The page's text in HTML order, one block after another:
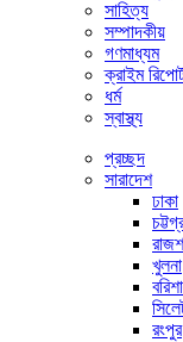
সাহিত্য
সম্পাদকীয়
গণমাধ্যম
ক্রাইম
ধর্ম
স্বাস্থ্য
প্রচ্ছদ
সারাদেশ
ঢাকা
খুলনা
রংপুর